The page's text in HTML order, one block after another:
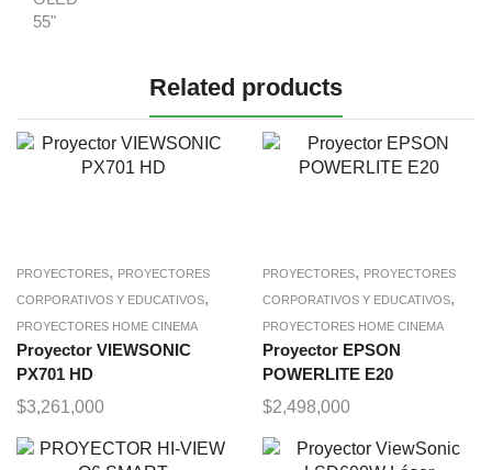
Related products
PROYECTORES, PROYECTORES
CORPORATIVOS Y EDUCATIVOS,
PROYECTORES HOME CINEMA
Proyector VIEWSONIC
PX701 HD
$3,261,000
PROYECTORES, PROYECTORES
CORPORATIVOS Y EDUCATIVOS,
PROYECTORES HOME CINEMA
Proyector EPSON
POWERLITE E20
$2,498,000